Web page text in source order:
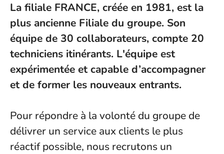
La filiale FRANCE, créée en 1981, est la
plus ancienne Filiale du groupe. Son
équipe de 30 collaborateurs, compte 20
techniciens itinérants. L'équipe est
expérimentée et capable d’accompagner
et de former les nouveaux entrants.
Pour répondre à la volonté du groupe de
délivrer un service aux clients le plus
réactif possible, nous recrutons un